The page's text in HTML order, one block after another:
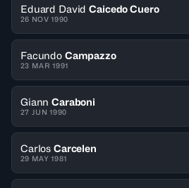
Eduard David Caicedo Cuero
26 NOV 1990
Facundo Campazzo
23 MAR 1991
Giann Caraboni
27 JUN 1990
Carlos Carcelen
29 MAY 1981